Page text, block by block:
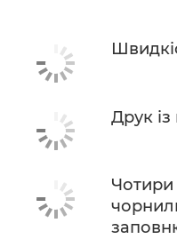
Друк із
Чотири